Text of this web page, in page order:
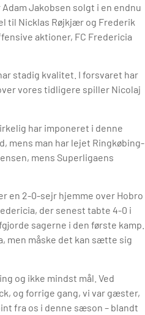
Jakobsen solgt i en endnu
til Nicklas Røjkjær og Frederik
aktioner, FC Fredericia
stadig kvalitet. I forsvaret har
vores tidligere spiller Nicolaj
har imponeret i denne
mens man har lejet Ringkøbing-
mens Superligaens
en 2-0-sejr hjemme over Hobro
der senest tabte 4-0 i
sagerne i den første kamp.
men måske det kan sætte sig
og ikke mindst mål. Ved
og forrige gang, vi var gæster,
fra os i denne sæson – blandt